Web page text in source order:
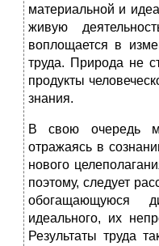
материальной и
живую
воплощается в
труда. Природа не
продукты
знания.
В свою очередь
отражаясь в
нового
поэтому, следует
обогащающуюся
идеального, их
Результаты труда